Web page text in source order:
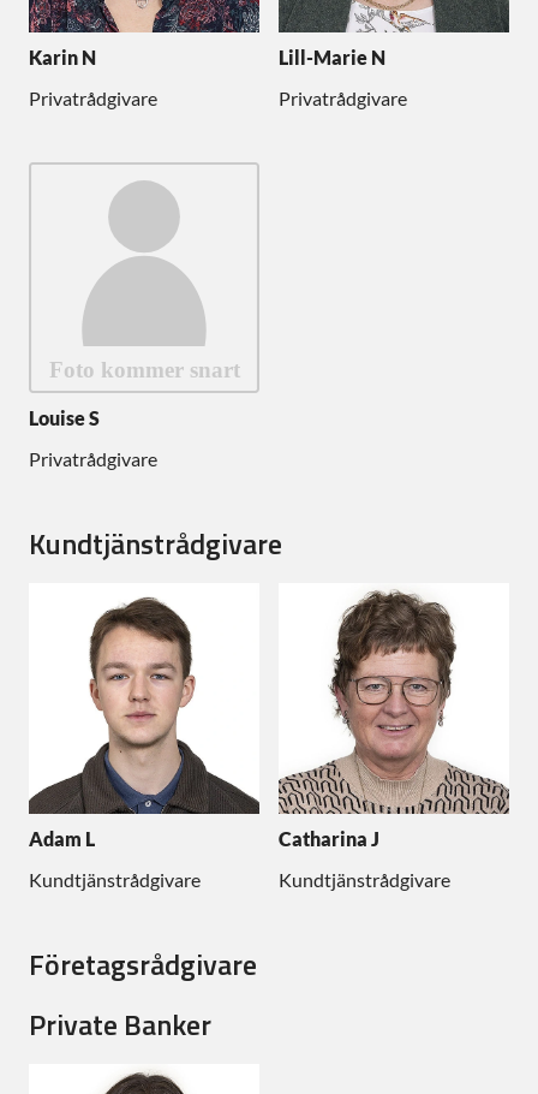
Karin N
Privatrådgivare
Lill-Marie N
Privatrådgivare
Louise S
Privatrådgivare
Kundtjänstrådgivare
Adam L
Kundtjänstrådgivare
Catharina J
Kundtjänstrådgivare
Företagsrådgivare
Private Banker